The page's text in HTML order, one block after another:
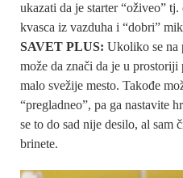
ukazati da je starter “oživeo”
kvasca iz vazduha i “dobri”
SAVET PLUS: Ukoliko se na
može da znači da je u prostoriji
malo svežije mesto. Takođe
“pregladneo”, pa ga nastavite
se to do sad nije desilo, al sam
brinete.